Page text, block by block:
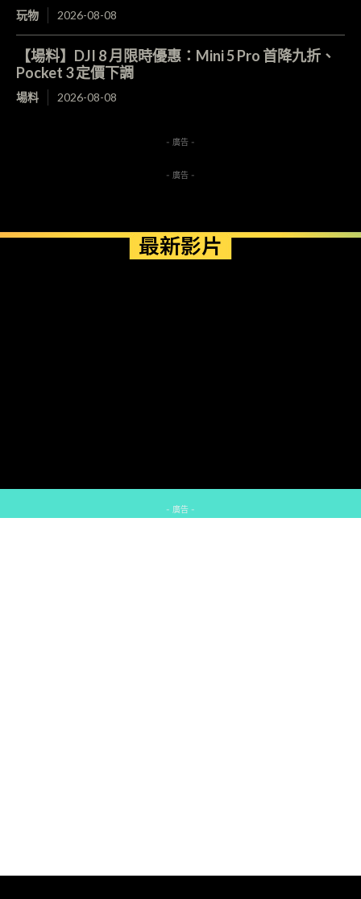
玩物 2026-08-08
【場料】DJI 8 月限時優惠：Mini 5 Pro 首降九折、
Pocket 3 定價下調
場料 2026-08-08
- 廣告 -
- 廣告 -
最新影片
- 廣告 -